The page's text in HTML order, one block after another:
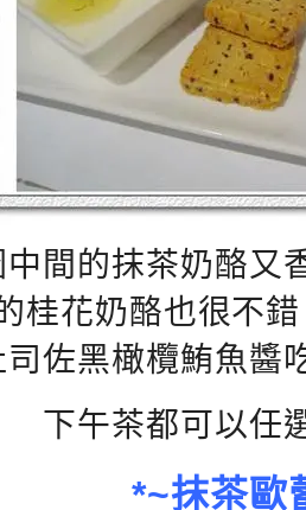
中間的抹茶奶酪又
桂花奶酪也很不
司佐黑橄欖鮪魚醬
下午茶都可以任
*~抹茶歐